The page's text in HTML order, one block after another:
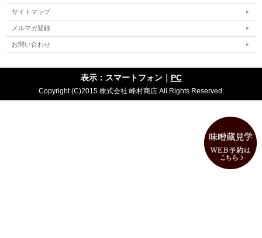
サイトマップ
メルマガ登録
お問い合わせ
表示：スマートフォン｜ PC
Copyright (C)2015 株式会社 峰村商店 All Rights Reserved.